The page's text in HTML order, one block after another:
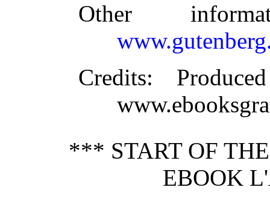
Other
Credits:
*** START OF
EBOOK